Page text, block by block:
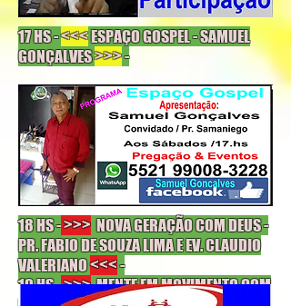
17 HS -<<<ESPAÇO GOSPEL - SAMUEL
GONÇALVES>>>-
19 HS ->>>MENTE EM MOVIMENTO COM
18 HS ->>> NOVA GERAÇÃO COM DEUS -
PR. FABIO DE SOUZA LIMA E EV. CLAUDIO
VALERIANO<<<-